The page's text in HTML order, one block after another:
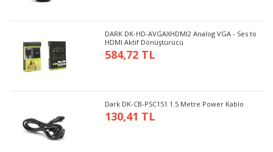
DARK DK-HD-AVGAXHDMI2 Analog VGA - Ses to
HDMI Aktif Dönüştürücü
584,72 TL
Dark DK-CB-PSC151 1.5 Metre Power Kablo
130,41 TL